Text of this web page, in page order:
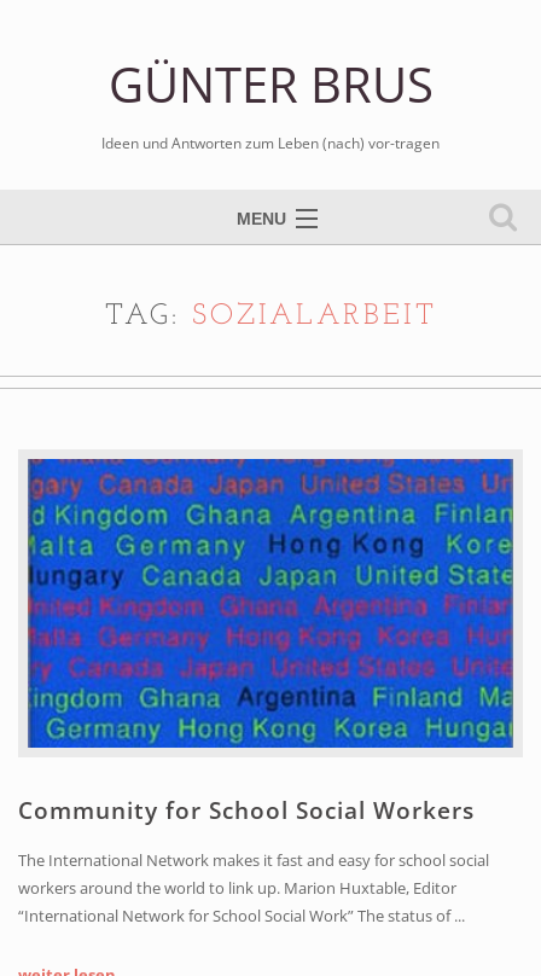
GÜNTER BRUS
Ideen und Antworten zum Leben (nach) vor-tragen
MENU
Bilder malen
Gospels komponieren
Home
TAG: SOZIALARBEIT
Community for School Social Workers
The International Network makes it fast and easy for school social
workers around the world to link up. Marion Huxtable, Editor
“International Network for School Social Work” The status of ...